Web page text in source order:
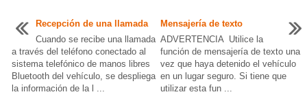
Recepción de una llamada
Cuando se recibe una llamada
a través del teléfono conectado al
sistema telefónico de manos libres
Bluetooth del vehículo, se despliega
la información de la l ...
Mensajería de texto
ADVERTENCIA Utilice la
función de mensajería de texto una
vez que haya detenido el vehículo
en un lugar seguro. Si tiene que
utilizar esta fun ...